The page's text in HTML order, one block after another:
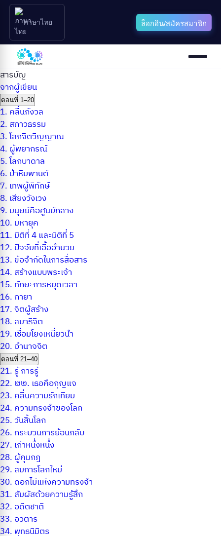
ภาษาไทย ล็อกอิน/สมัครสมาชิก
สารบัญ
จากผู้เขียน
ตอนที่ 1–20
1. คลื่นกังวล
2. สภาวธรรม
3.โลกจิตวิญญาณ
4. ผู้พยากรณ์
5.โลกบาดาล
6. ป่าหิมพานต์
7. เทพผู้พิทักษ์
8. เสียงวังเวง
9. มนุษย์คือศูนย์กลาง
10. มหายุค
11. มิติที่ 4 และมิติที่ 5
12. ปัจจัยที่เอื้ออำนวย
13. ข้อจำกัดในการสื่อสาร
14. สร้างแบบพระเจ้า
15. ทักษะการหยุดเวลา
16. กายา
17.จิตผู้สร้าง
18. สมาธิจิต
19. เชื่อมโยงเหนี่ยวนำ
20. อำนาจจิต
ตอนที่ 21–40
21. รู้ การรู้
22. ๒๒. เธอคือกุญแจ
23. คลื่นความรักเทียม
24. ความทรงจำของโลก
25.วันสิ้นโลก
26. กระบวนการย้อนกลับ
27. เก้าหนึ่งหนึ่ง
28. ผู้คุมกฎ
29. สมการโลกใหม่
30. ดอกไม้แห่งความทรงจำ
31. สัมผัสด้วยความรู้สึก
32. อดีตชาติ
33. อวตาร
34. พุทธนิมิตร